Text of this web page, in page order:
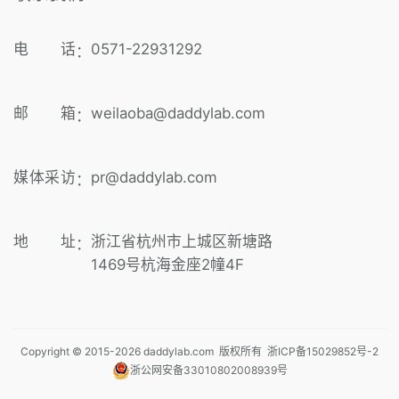
电 话 ： 0571-22931292
邮 箱 ： weilaoba@daddylab.com
媒体采访 ： pr@daddylab.com
地 址 ： 浙江省杭州市上城区新塘路
1469号杭海金座2幢4F
Copyright © 2015-2026 daddylab.com 版权所有 浙ICP备15029852号-2
浙公网安备33010802008939号